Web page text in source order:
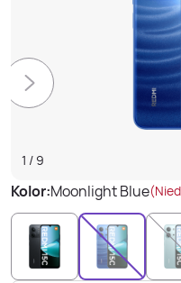
1 / 9
Kolor:Moonlight Blue